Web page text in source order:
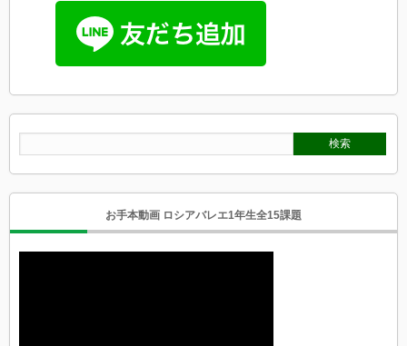
お手本動画 ロシアバレエ1年生全15課題